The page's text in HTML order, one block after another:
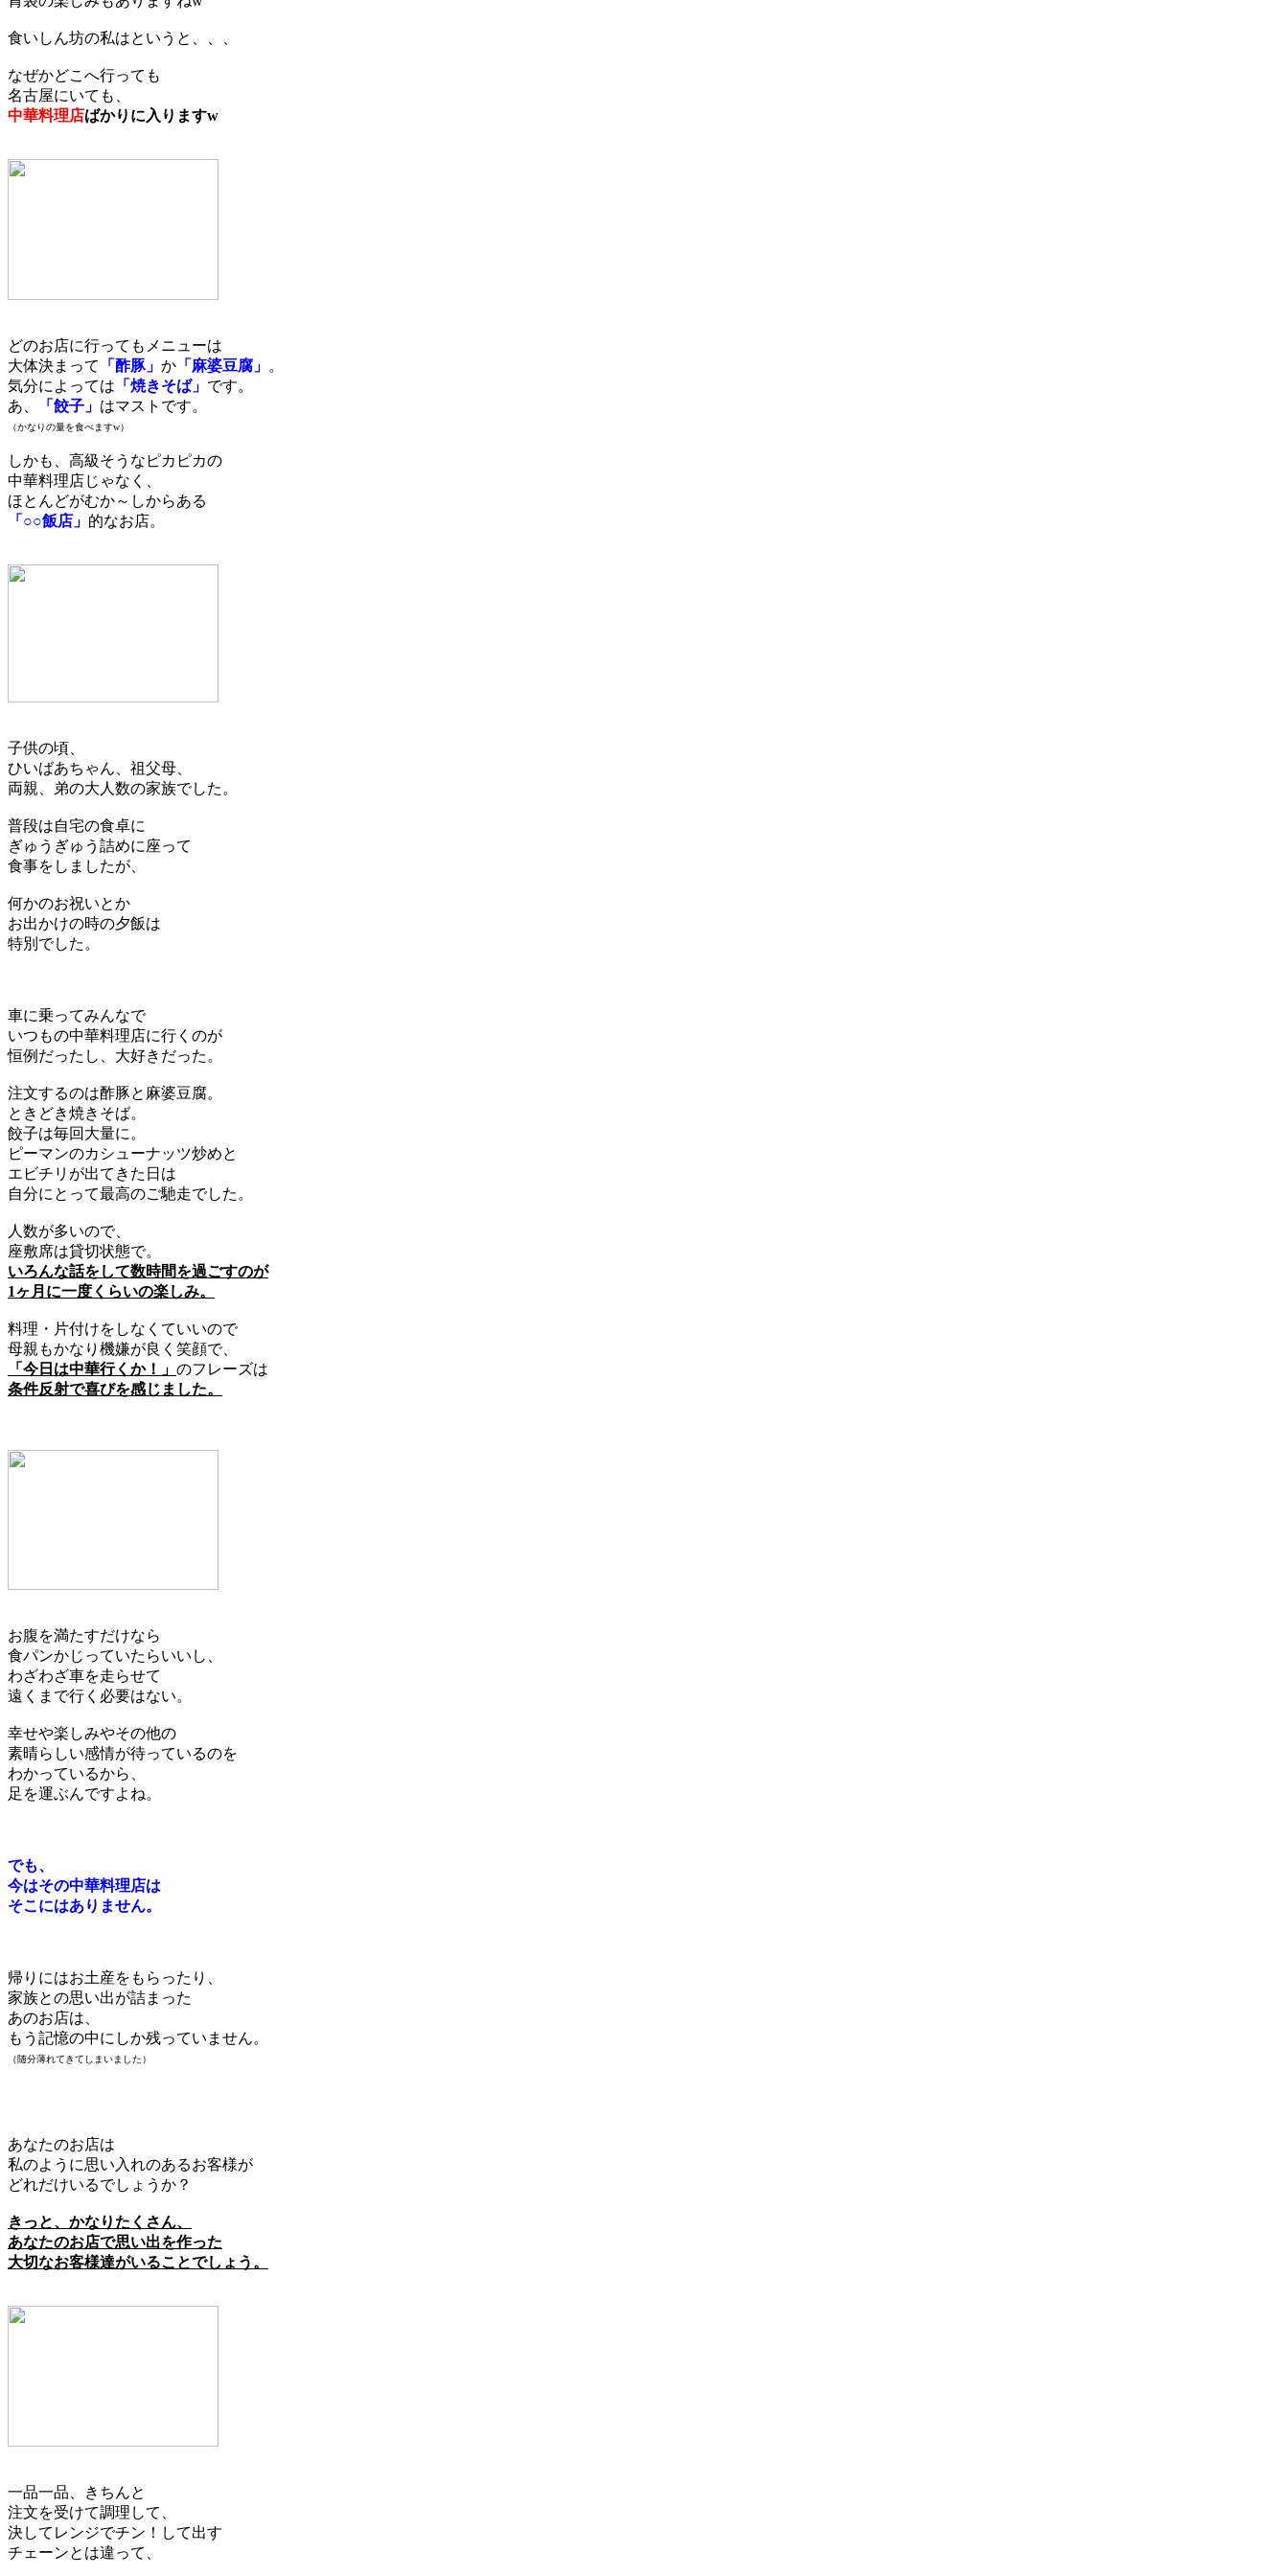
食いしん坊の私はというと、、、
なぜかどこへ行っても
名古屋にいても、
中華料理店ばかりに入りますw
どのお店に行ってもメニューは
大体決まって
「酢豚」 か 「麻婆豆腐」 。
気分によっては 「焼きそば」 です。
あ、
「餃子」 はマストです。
（かなりの量を食べますw）
しかも、高級そうなピカピカの
中華料理店じゃなく、
ほとんどがむか～しからある
「○○飯店」 的なお店。
子供の頃、
ひいばあちゃん、祖父母、
両親、弟の大人数の家族でした。
普段は自宅の食卓に
ぎゅうぎゅう詰めに座って
食事をしましたが、
何かのお祝いとか
お出かけの時の夕飯は
特別でした。
車に乗ってみんなで
いつもの中華料理店に行くのが
恒例だったし、大好きだった。
注文するのは酢豚と麻婆豆腐。
ときどき焼きそば。
餃子は毎回大量に。
ピーマンのカシューナッツ炒めと
エビチリが出てきた日は
自分にとって最高のご馳走でした。
人数が多いので、
座敷席は貸切状態で。
いろんな話をして数時間を過ごすのが
1ヶ月に一度くらいの楽しみ。
料理・片付けをしなくていいので
母親もかなり機嫌が良く笑顔で、
「今日は中華行くか！」 のフレーズは
条件反射で喜びを感じました。
お腹を満たすだけなら
食パンかじっていたらいいし、
わざわざ車を走らせて
遠くまで行く必要はない。
幸せや楽しみやその他の
素晴らしい感情が待っているのを
わかっているから、
足を運ぶんですよね。
でも、
今はその中華料理店は
そこにはありません。
帰りにはお土産をもらったり、
家族との思い出が詰まった
あのお店は、
もう記憶の中にしか残っていません。
（随分薄れてきてしまいました）
あなたのお店は
私のように思い入れのあるお客様が
どれだけいるでしょうか？
きっと、かなりたくさん、
あなたのお店で思い出を作った
大切なお客様達がいることでしょう。
一品一品、きちんと
注文を受けて調理して、
決してレンジでチン！して出す
チェーンとは違って、